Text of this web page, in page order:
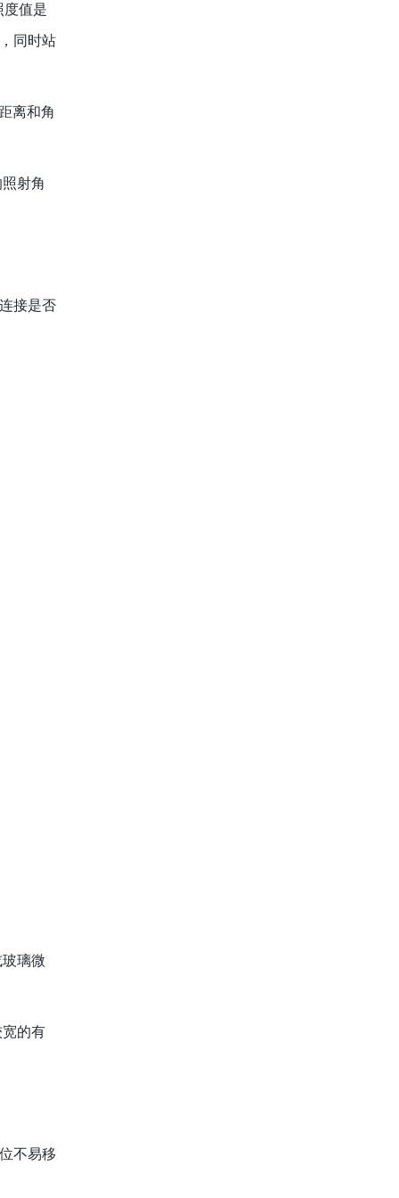
度值是
同时站
离和角
射角
接是否
璃微
的有
不易移